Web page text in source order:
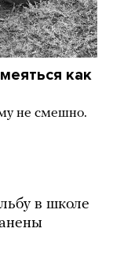
как
не смешно.
в школе